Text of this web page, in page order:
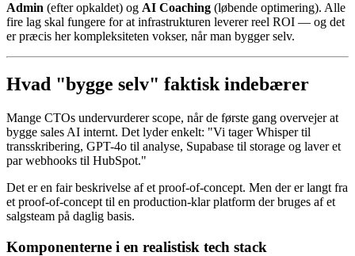
Admin (efter opkaldet) og AI Coaching (løbende optimering). Alle
fire lag skal fungere for at infrastrukturen leverer reel ROI — og det
er præcis her kompleksiteten vokser, når man bygger selv.
Hvad "bygge selv" faktisk indebærer
Mange CTOs undervurderer scope, når de første gang overvejer at
bygge sales AI internt. Det lyder enkelt: "Vi tager Whisper til
transskribering, GPT-4o til analyse, Supabase til storage og laver et
par webhooks til HubSpot."
Det er en fair beskrivelse af et proof-of-concept. Men der er langt fra
et proof-of-concept til en production-klar platform der bruges af et
salgsteam på daglig basis.
Komponenterne i en realistisk tech stack